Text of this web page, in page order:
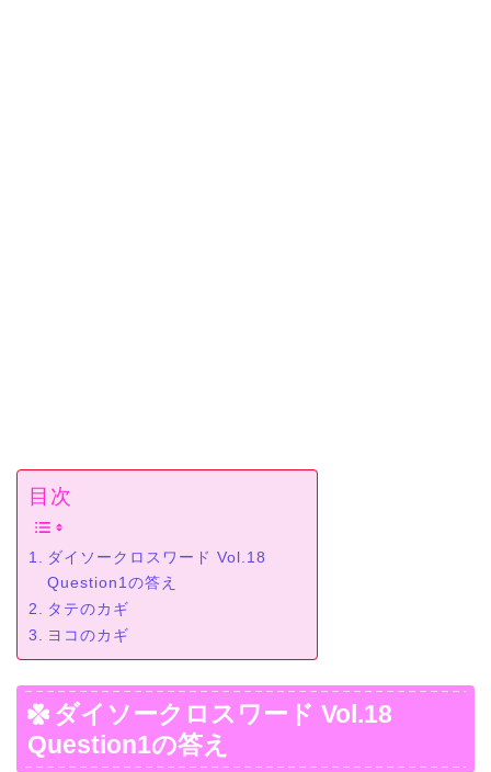
目次
ダイソークロスワード Vol.18
Question1の答え
タテのカギ
ヨコのカギ
ダイソークロスワード Vol.18
Question1の答え